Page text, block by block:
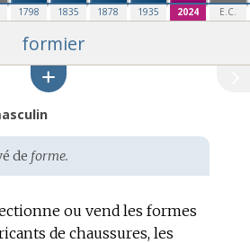
1798 1835 1878 1935 2024 E.C.
formier
de forme.
ou vend les formes
de chaussures, les